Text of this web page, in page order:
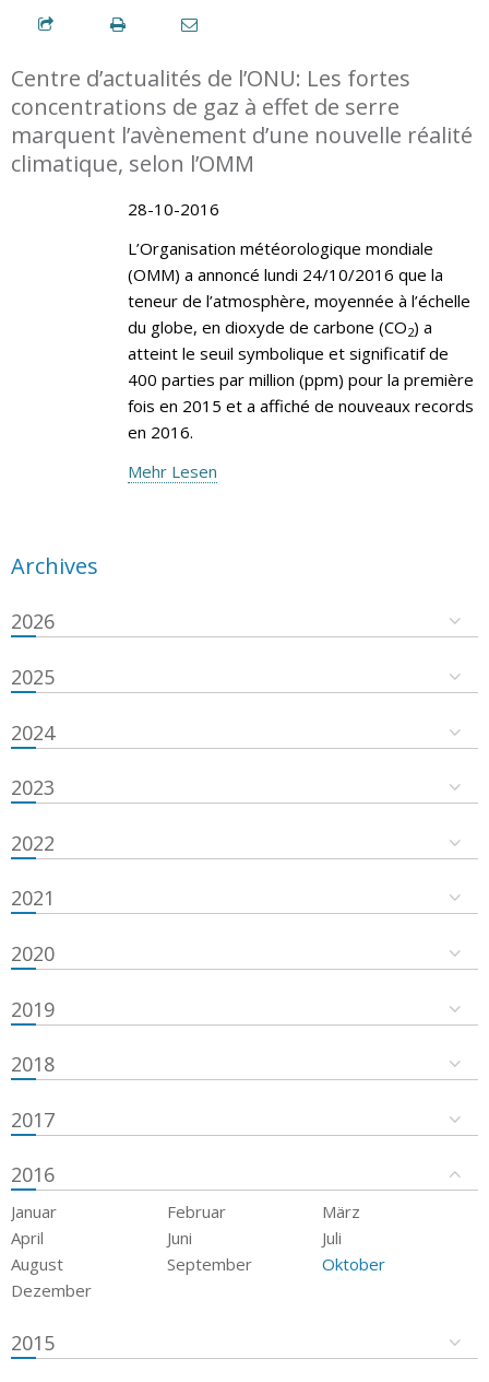
Centre d’actualités de l’ONU: Les fortes
concentrations de gaz à effet de serre
marquent l’avènement d’une nouvelle réalité
climatique, selon l’OMM
28-10-2016
L’Organisation météorologique mondiale
(OMM) a annoncé lundi 24/10/2016 que la
teneur de l’atmosphère, moyennée à l’échelle
du globe, en dioxyde de carbone (CO2) a
atteint le seuil symbolique et significatif de
400 parties par million (ppm) pour la première
fois en 2015 et a affiché de nouveaux records
en 2016.
Mehr Lesen
Archives
2026
2025
2024
2023
2022
2021
2020
2019
2018
2017
2016
Januar Februar
März
April
Juni
Juli
August
September
Oktober
Dezember
2015